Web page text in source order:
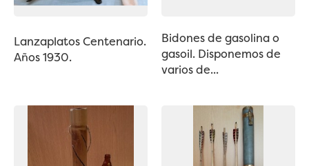
Lanzaplatos Centenario.
Años 1930.
Bidones de gasolina o
gasoil. Disponemos de
varios de...